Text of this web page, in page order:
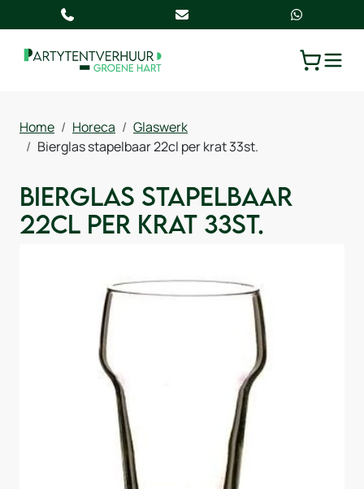
Home Horeca
Glaswerk
Bierglas stapelbaar 22cl per krat 33st.
Bierglas stapelbaar
22cl per krat 33st.